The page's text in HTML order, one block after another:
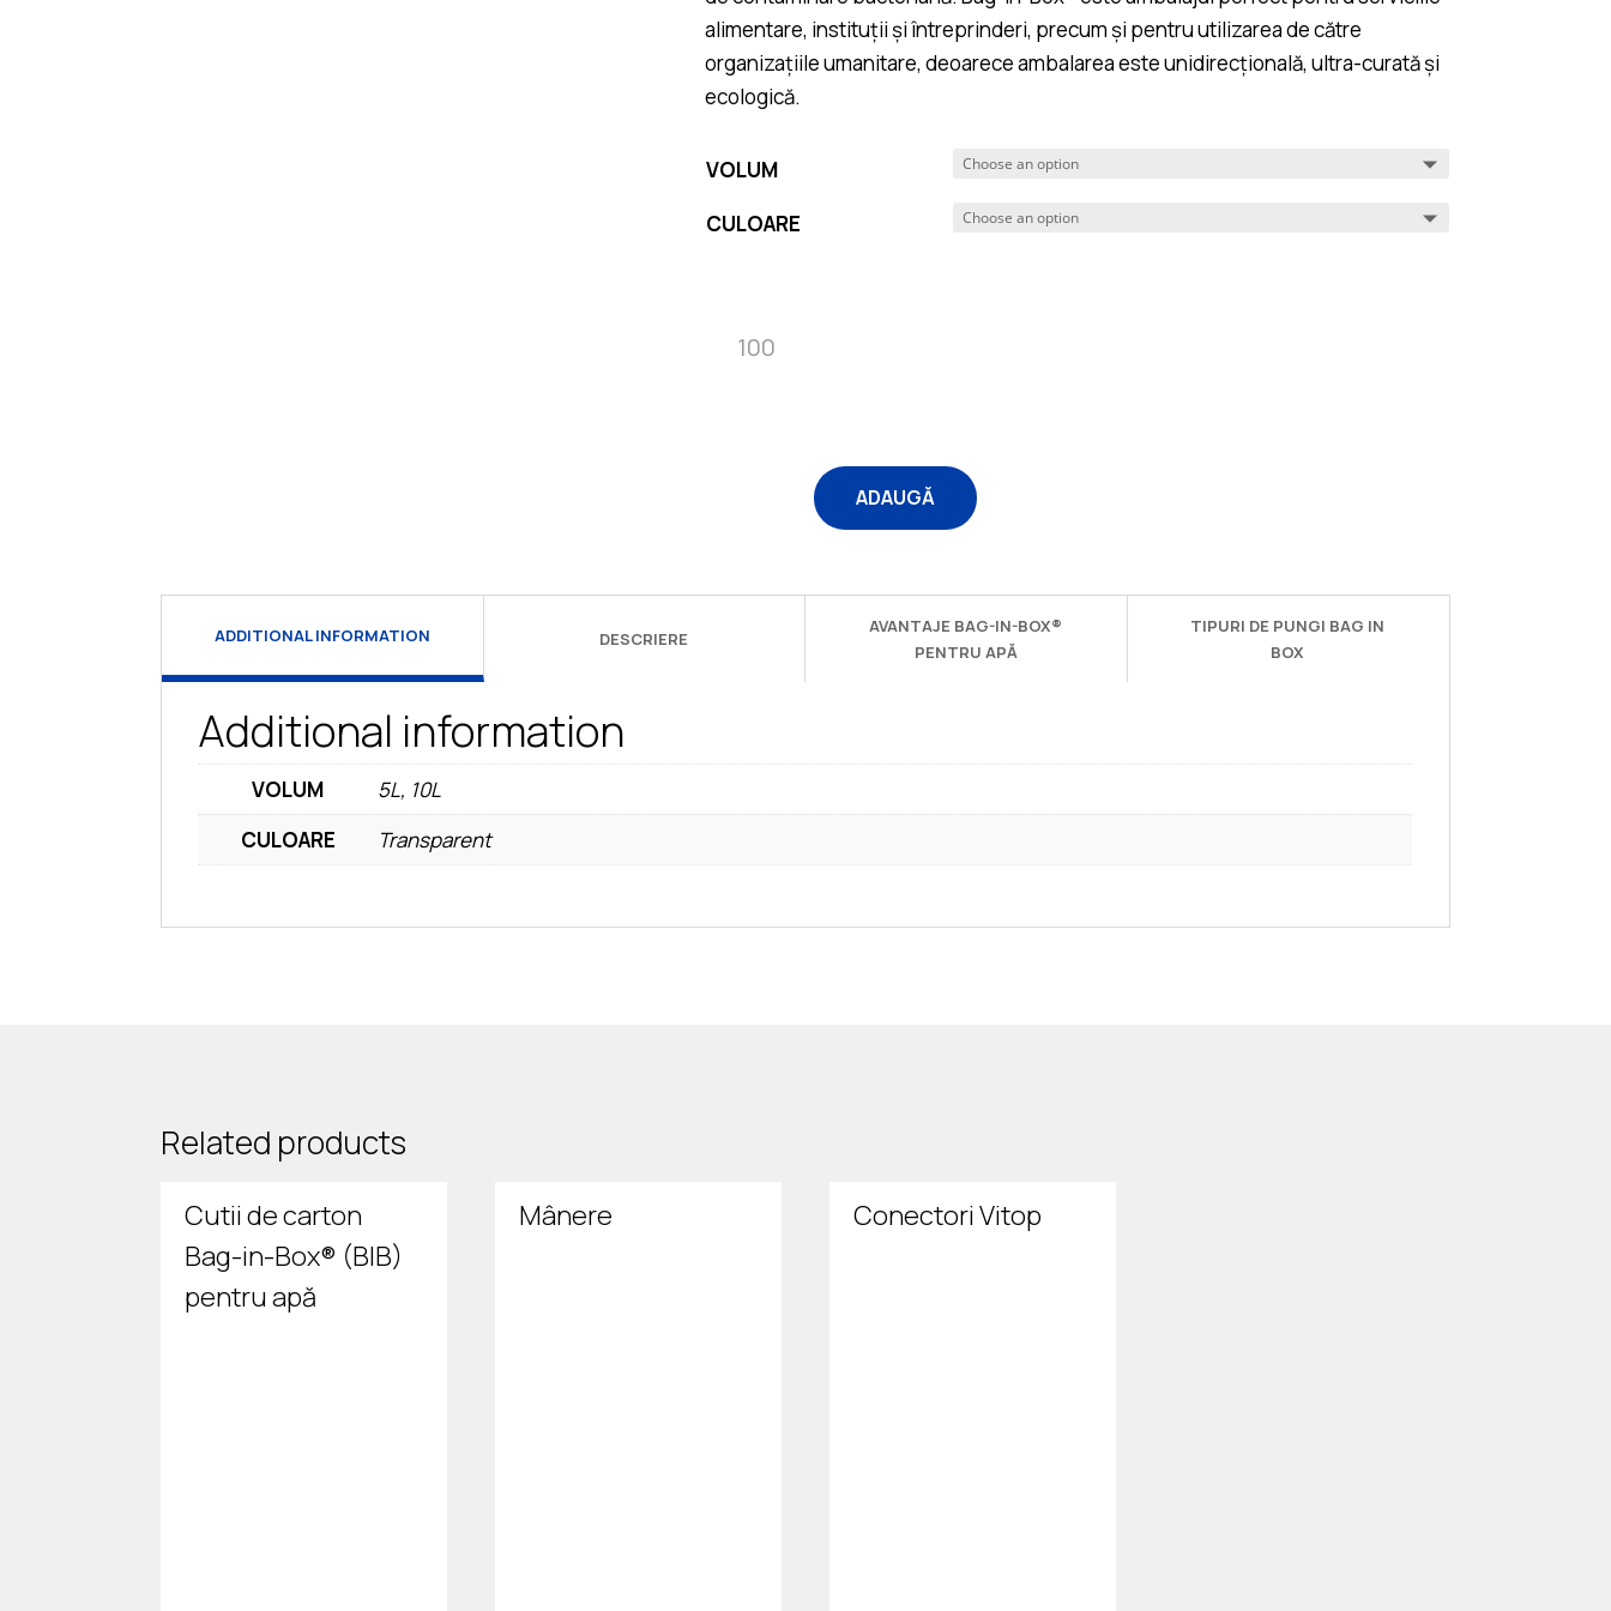
alimentare, instituții și întreprinderi, precum și pentru utilizarea de către
organizațiile umanitare, deoarece ambalarea este unidirecțională, ultra-curată și
ecologică.
VOLUM
CULOARE
Quantity
ADAUGĂ
ADDITIONAL INFORMATION DESCRIERE
AVANTAJE BAG-IN-BOX®
PENTRU APĂ
TIPURI DE PUNGI BAG IN
BOX
Additional information
VOLUM
5L, 10L
CULOARE
Transparent
Related products
Cutii de carton
Bag-in-Box® (BIB)
pentru apă
Mânere Conectori Vitop